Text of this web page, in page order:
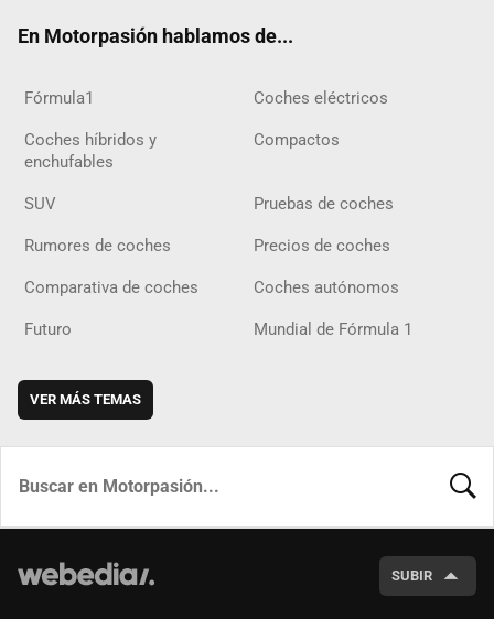
En Motorpasión hablamos de...
Fórmula1 Coches eléctricos
Coches híbridos y
enchufables
Compactos
SUV Pruebas de coches
Rumores de coches Precios de coches
Comparativa de coches Coches autónomos
Futuro Mundial de Fórmula 1
VER MÁS TEMAS
SUBIR